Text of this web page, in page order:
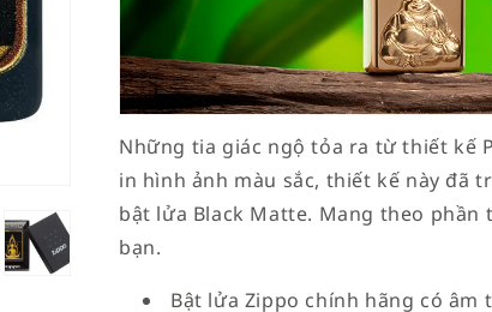
Những tia giác ngộ tỏa ra từ thiết kế
in hình ảnh màu sắc, thiết kế này đã
bật lửa Black Matte. Mang theo
bạn.
Bật lửa Zippo chính hãng có âm